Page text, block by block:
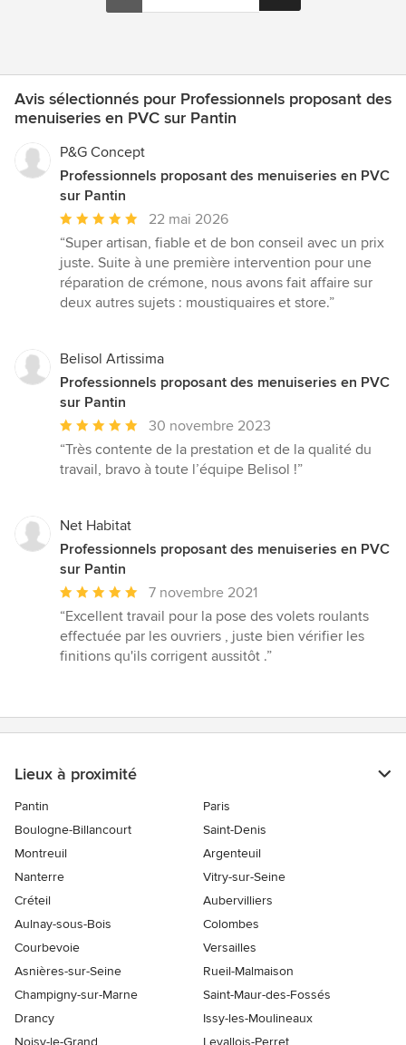
Avis sélectionnés pour Professionnels proposant des
menuiseries en PVC sur Pantin
P&G Concept
Professionnels proposant des menuiseries en PVC
sur Pantin
Note
moyenne
:
5
étoiles
22 mai 2026
“Super artisan, fiable et de bon conseil avec un prix
juste. Suite à une première intervention pour une
réparation de crémone, nous avons fait affaire sur
deux autres sujets : moustiquaires et store.”
Belisol Artissima
Professionnels proposant des menuiseries en PVC
sur Pantin
Note
moyenne
:
sur
5
30 novembre 2023
“Très contente de la prestation et de la qualité du
travail, bravo à toute l’équipe Belisol !”
Net Habitat
Professionnels proposant des menuiseries en PVC
sur Pantin
Note
moyenne
:
5
7 novembre 2021
“Excellent travail pour la pose des volets roulants
effectuée par les ouvriers , juste bien vérifier les
finitions qu'ils corrigent aussitôt .”
Lieux à proximité
Pantin
Paris
Boulogne-Billancourt
Saint-Denis
Montreuil
Argenteuil
Nanterre
Vitry-sur-Seine
Créteil
Aubervilliers
Aulnay-sous-Bois
Colombes
Courbevoie
Versailles
Asnières-sur-Seine
Rueil-Malmaison
Champigny-sur-Marne
Saint-Maur-des-Fossés
Drancy
Issy-les-Moulineaux